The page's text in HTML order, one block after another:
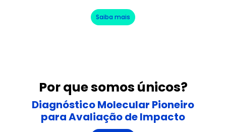
Saiba mais
Por que somos únicos?
Diagnóstico Molecular Pioneiro
para Avaliação de Impacto